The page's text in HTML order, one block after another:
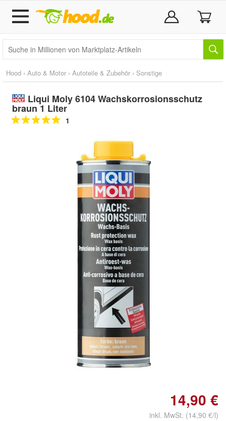
Hood › Auto & Motor › Autoteile & Zubehör › Sonstige
Liqui Moly 6104 Wachskorrosionsschutz
braun 1 Liter
1
Doppelt antippen zum
vergrößern
14,90 €
inkl. MwSt. (14,90 €/l)